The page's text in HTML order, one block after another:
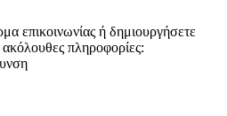
επικοινωνίας ή δημιουργήσετε
πληροφορίες: